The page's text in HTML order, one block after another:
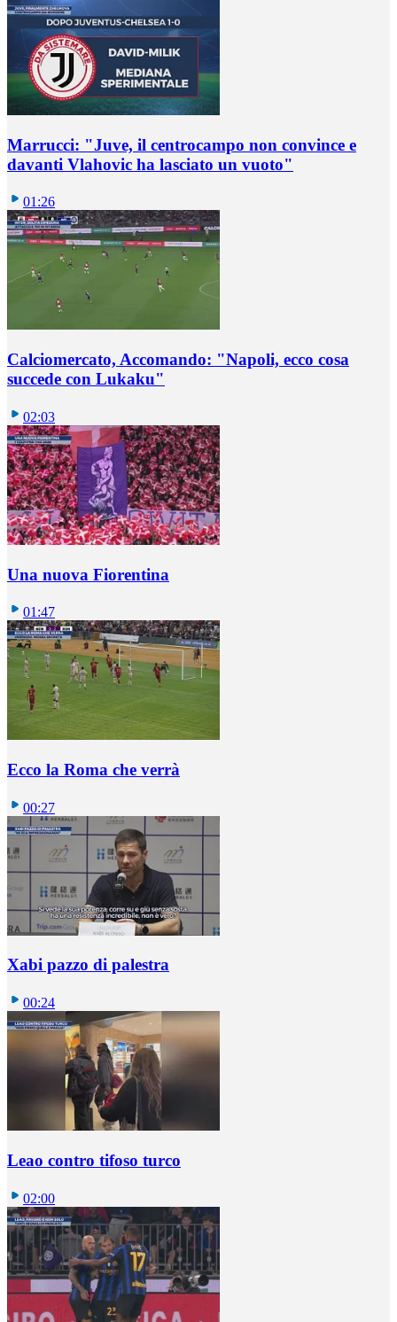
Marrucci: "Juve, il centrocampo non convince e
davanti Vlahovic ha lasciato un vuoto"
01:26
Calciomercato, Accomando: "Napoli, ecco cosa
succede con Lukaku"
02:03
Una nuova Fiorentina
01:47
Ecco la Roma che verrà
00:27
Xabi pazzo di palestra
00:24
Leao contro tifoso turco
02:00